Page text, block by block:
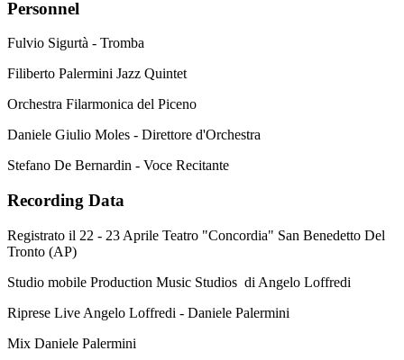
Personnel
Fulvio Sigurtà - Tromba
Filiberto Palermini Jazz Quintet
Orchestra Filarmonica del Piceno
Daniele Giulio Moles - Direttore d'Orchestra
Stefano De Bernardin - Voce Recitante
Recording Data
Registrato il 22 - 23 Aprile Teatro "Concordia" San Benedetto Del
Tronto (AP)
Studio mobile Production Music Studios di Angelo Loffredi
Riprese Live Angelo Loffredi - Daniele Palermini
Mix Daniele Palermini